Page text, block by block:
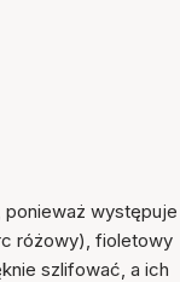
ponieważ
różowy), fioletowy
szlifować, a ich